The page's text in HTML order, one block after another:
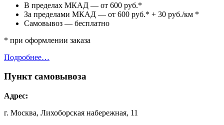
В пределах МКАД — от 600 руб.*
За пределами МКАД — от 600 руб.* + 30 руб./км *
Самовывоз — бесплатно
* при оформлении заказа
Подробнее…
Пункт самовывоза
Адрес:
г. Москва, Лихоборская набережная, 11